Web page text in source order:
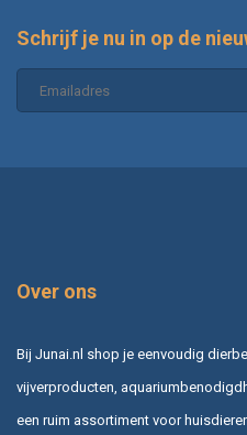
Schrijf je nu in op de
Over ons
Bij Junai.nl shop je eenvoudig
vijverproducten,
een ruim assortiment voor